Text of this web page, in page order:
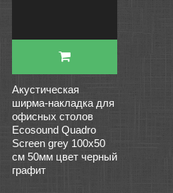
Акустическая
ширма-накладка для
офисных столов
Ecosound Quadro
Screen grey 100х50
см 50мм цвет черный
графит